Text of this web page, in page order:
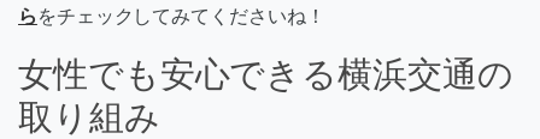
ら をチェックしてみてくださいね！
女性でも安心できる横浜交通の
取り組み